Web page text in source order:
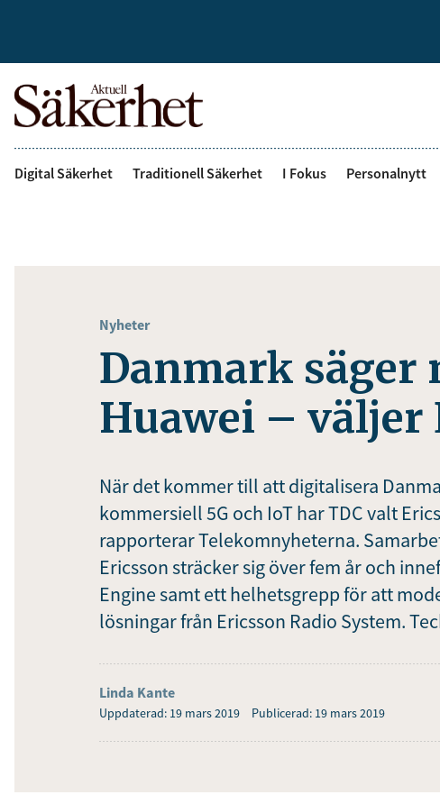
Digital Säkerhet Traditionell Säkerhet I Fokus Personalnytt
Nyheter
Danmark säger
Huawei – väljer
När det kommer till att digitalisera
kommersiell 5G och IoT har TDC valt
rapporterar Telekomnyheterna.
Ericsson sträcker sig över fem år och
Engine samt ett helhetsgrepp för att
lösningar från Ericsson Radio System.
Linda Kante
Uppdaterad: 19 mars 2019 Publicerad: 19 mars 2019